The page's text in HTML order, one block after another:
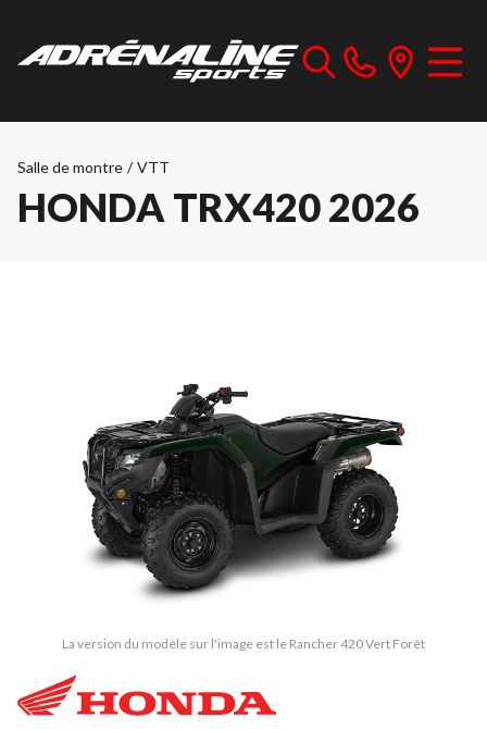
Salle de montre / VTT
HONDA TRX420 2026
La version du modèle sur l'image est le Rancher 420 Vert Forêt